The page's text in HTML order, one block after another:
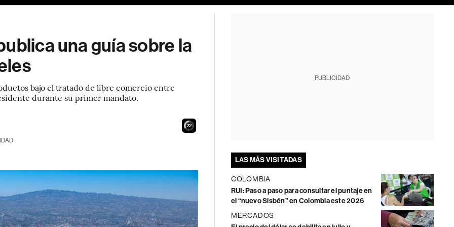
una guía sobre la
bajo el tratado de libre comercio entre
durante su primer mandato.
21
PUBLICIDAD
LAS MÁS VISITADAS
COLOMBIA
RUI: Paso a paso para consultar el puntaje en
el “nuevo Sisbén” en Colombia este 2026
MERCADOS